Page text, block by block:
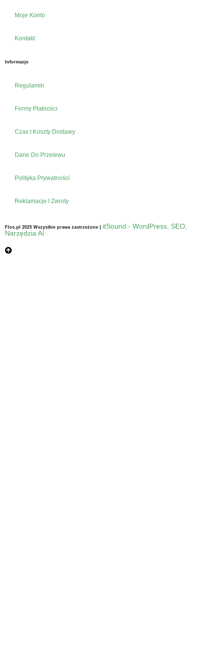
Moje Konto
Kontakt
Informacje
Regulamin
Formy Płatności
Czas I Koszty Dostawy
Dane Do Przelewu
Polityka Prywatności
Reklamacje I Zwroty
Flos.pl 2025 Wszystkie prawa zastrzeżone | itSound - WordPress, SEO,
Narzędzia AI